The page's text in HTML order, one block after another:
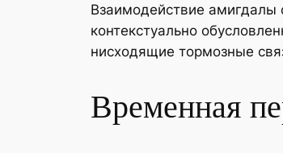
Взаимодействие амигдалы
контекстуально
нисходящие тормозные
Временная